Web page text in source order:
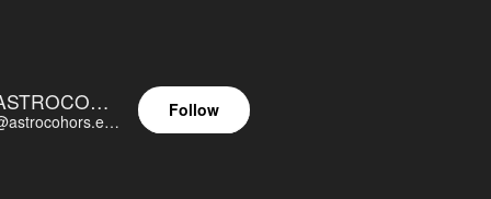
ASTROCOHORS EUNOIA ULTIMA
@astrocohors.eu@astrocohors.eu
Follow